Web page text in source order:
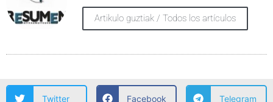
Artikulo guztiak / Todos los artículos
Twitter Facebook Telegram